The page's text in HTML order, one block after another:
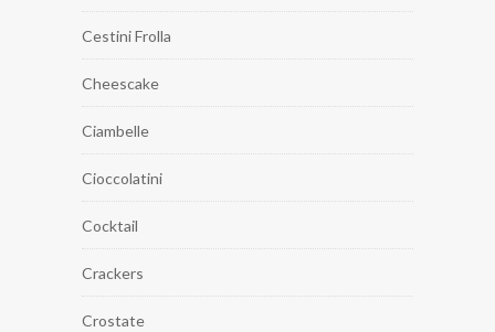
Cestini Frolla
Cheescake
Ciambelle
Cioccolatini
Cocktail
Crackers
Crostate